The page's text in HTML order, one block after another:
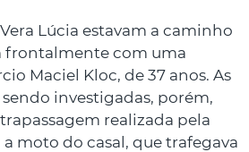
Lúcia estavam a caminho
frontalmente com uma
Maciel Kloc, de 37 anos. As
investigadas, porém,
realizada pela
moto do casal, que trafegava